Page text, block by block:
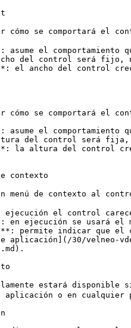
cómo se comportará el
asume el
del control será fijo,
el ancho del control
cómo se comportará el
asume el
del control será fija,
la altura del control
contexto
menú de contexto al
ejecución el control
en ejecución se usará el
permite indicar que el
aplicación](/30/velneo-
estará
o en cualquier